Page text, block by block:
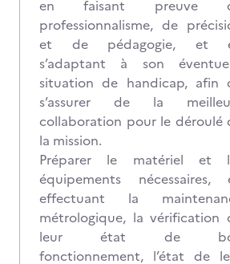
en faisant preuve
professionnalisme, de
et de pédagogie, et
s’adaptant à son
situation de handicap, afin
s’assurer de la
collaboration pour le déroulé
la mission.
Préparer le matériel et
équipements nécessaires,
effectuant la
métrologique, la vérification
leur état de
fonctionnement, l’état de